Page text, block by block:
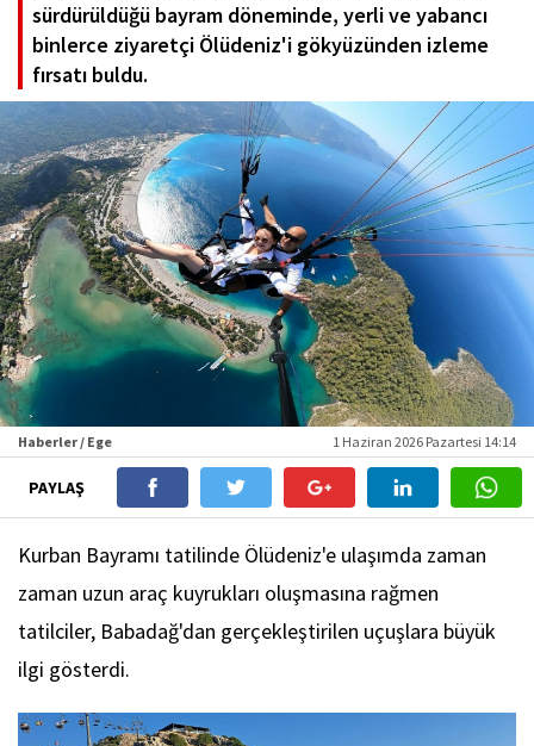
sürdürüldüğü bayram döneminde, yerli ve yabancı
binlerce ziyaretçi Ölüdeniz'i gökyüzünden izleme
fırsatı buldu.
Haberler / Ege 1 Haziran 2026 Pazartesi 14:14
PAYLAŞ
Kurban Bayramı tatilinde Ölüdeniz'e ulaşımda zaman
zaman uzun araç kuyrukları oluşmasına rağmen
tatilciler, Babadağ'dan gerçekleştirilen uçuşlara büyük
ilgi gösterdi.